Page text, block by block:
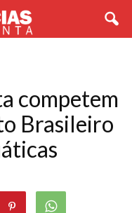
competem
Brasileiro